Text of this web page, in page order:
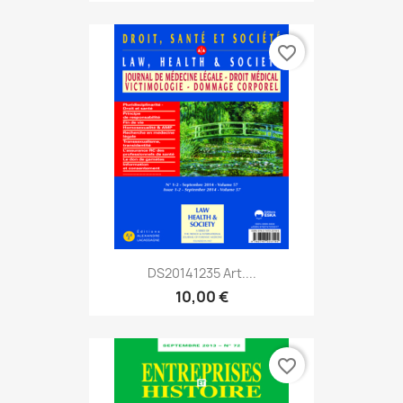
DS20141235 Art....
10,00 €
favorite_border
favorite_border